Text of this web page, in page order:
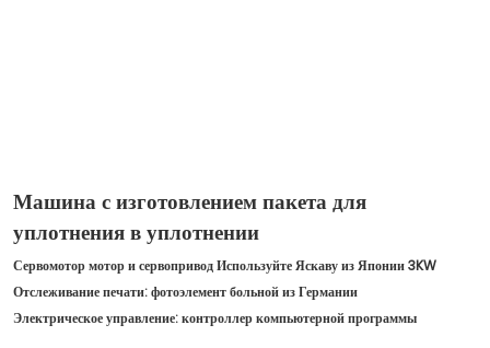
Машина с изготовлением пакета для
уплотнения в уплотнении
Сервомотор мотор и сервопривод Используйте Яскаву из Японии 3KW
Отслеживание печати: фотоэлемент больной из Германии
Электрическое управление: контроллер компьютерной программы